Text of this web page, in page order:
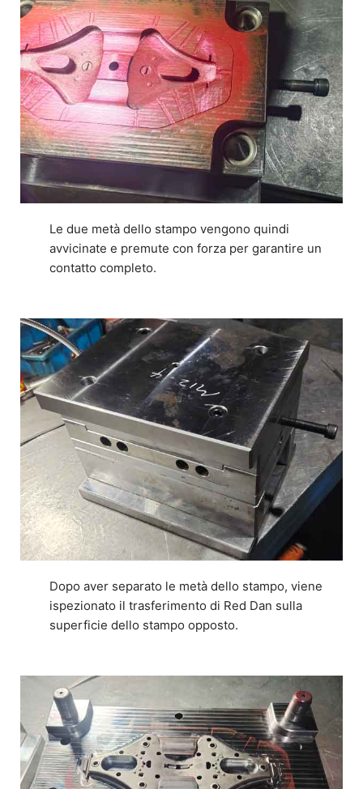
Le due metà dello stampo vengono quindi
avvicinate e premute con forza per garantire un
contatto completo.
Dopo aver separato le metà dello stampo, viene
ispezionato il trasferimento di Red Dan sulla
superficie dello stampo opposto.